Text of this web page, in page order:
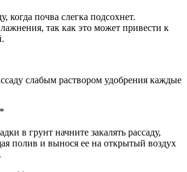
когда почва слегка подсохнет.
так как это может привести к
слабым раствором удобрения каждые
в грунт начните закалять рассаду,
полив и вынося ее на открытый воздух